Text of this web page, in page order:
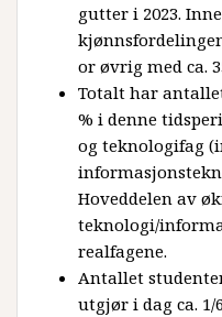
gutter i 2023.
or øvrig med ca.
Totalt har
% i denne
og teknologifag
Hoveddelen av
teknologi/
realfagene.
Antallet
utgjør i dag ca. 1/